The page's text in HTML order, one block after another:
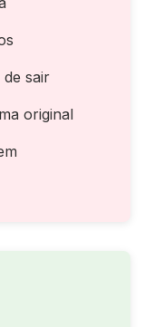
de sair
original